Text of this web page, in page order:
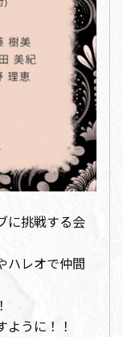
に挑戦する会
ハレオで仲間
うに！！